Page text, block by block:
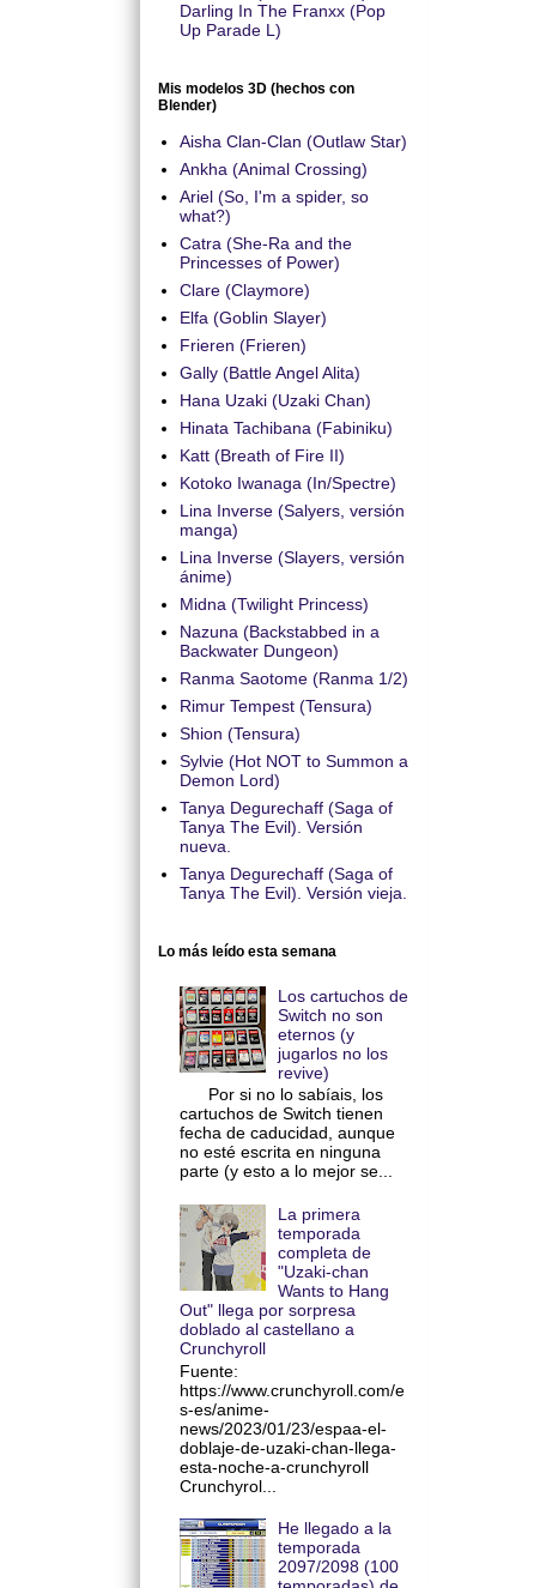
Darling In The Franxx (Pop
Up Parade L)
Mis modelos 3D (hechos con
Blender)
Aisha Clan-Clan (Outlaw Star)
Ankha (Animal Crossing)
Ariel (So, I'm a spider, so
what?)
Catra (She-Ra and the
Princesses of Power)
Clare (Claymore)
Elfa (Goblin Slayer)
Frieren (Frieren)
Gally (Battle Angel Alita)
Hana Uzaki (Uzaki Chan)
Hinata Tachibana (Fabiniku)
Katt (Breath of Fire II)
Kotoko Iwanaga (In/Spectre)
Lina Inverse (Salyers, versión
manga)
Lina Inverse (Slayers, versión
ánime)
Midna (Twilight Princess)
Nazuna (Backstabbed in a
Backwater Dungeon)
Ranma Saotome (Ranma 1/2)
Rimur Tempest (Tensura)
Shion (Tensura)
Sylvie (Hot NOT to Summon a
Demon Lord)
Tanya Degurechaff (Saga of
Tanya The Evil). Versión
nueva.
Tanya Degurechaff (Saga of
Tanya The Evil). Versión vieja.
Lo más leído esta semana
Los cartuchos de
Switch no son
eternos (y
jugarlos no los
revive)
Por si no lo sabíais, los
cartuchos de Switch tienen
fecha de caducidad, aunque
no esté escrita en ninguna
parte (y esto a lo mejor se...
La primera
temporada
completa de
"Uzaki-chan
Wants to Hang
Out" llega por sorpresa
doblado al castellano a
Crunchyroll
Fuente:
https://www.crunchyroll.com/e
s-es/anime-
news/2023/01/23/espaa-el-
doblaje-de-uzaki-chan-llega-
esta-noche-a-crunchyroll
Crunchyrol...
He llegado a la
temporada
2097/2098 (100